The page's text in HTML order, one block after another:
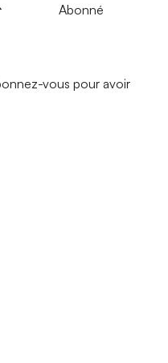
Abonné
vous pour avoir